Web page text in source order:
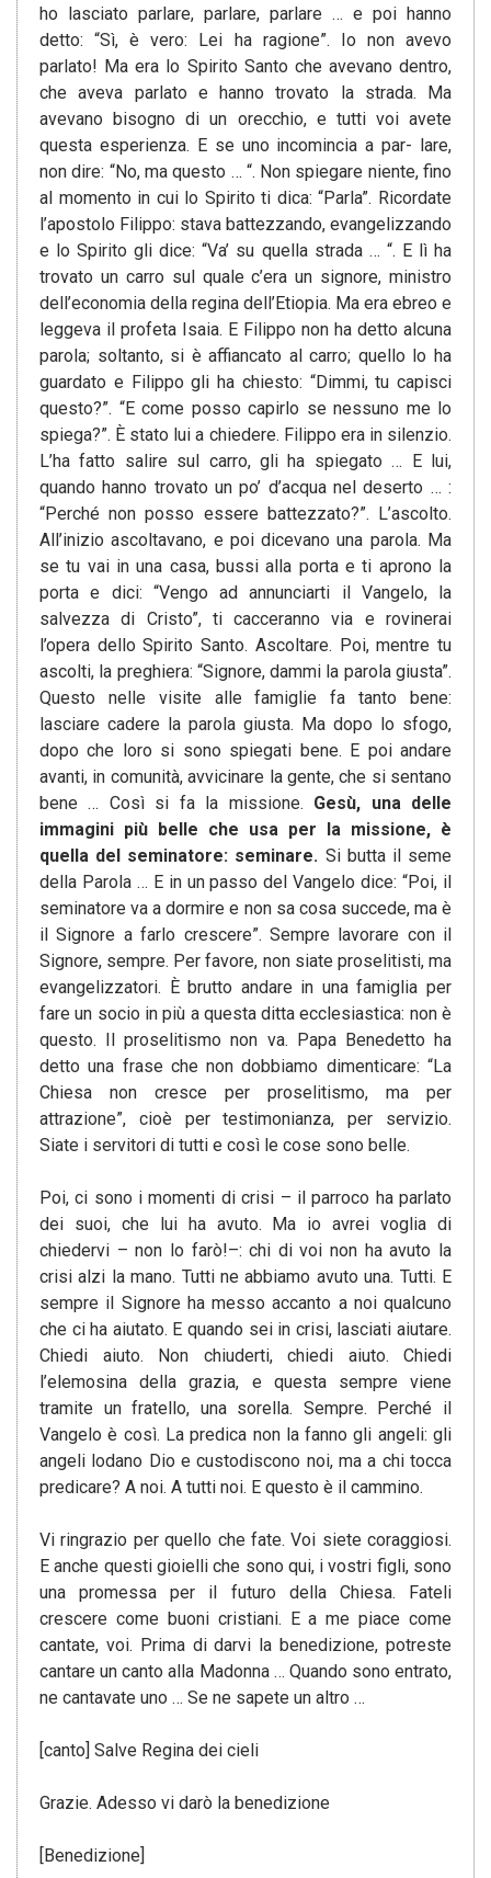
ho lasciato parlare, parlare, parlare … e poi hanno
detto: “Sì, è vero: Lei ha ragione”. Io non avevo
parlato! Ma era lo Spirito Santo che avevano dentro,
che aveva parlato e hanno trovato la strada. Ma
avevano bisogno di un orecchio, e tutti voi avete
questa esperienza. E se uno incomincia a par- lare,
non dire: “No, ma questo … “. Non spiegare niente, fino
al momento in cui lo Spirito ti dica: “Parla”. Ricordate
l’apostolo Filippo: stava battezzando, evangelizzando
e lo Spirito gli dice: “Va’ su quella strada … “. E lì ha
trovato un carro sul quale c’era un signore, ministro
dell’economia della regina dell’Etiopia. Ma era ebreo e
leggeva il profeta Isaia. E Filippo non ha detto alcuna
parola; soltanto, si è affiancato al carro; quello lo ha
guardato e Filippo gli ha chiesto: “Dimmi, tu capisci
questo?”. “E come posso capirlo se nessuno me lo
spiega?”. È stato lui a chiedere. Filippo era in silenzio.
L’ha fatto salire sul carro, gli ha spiegato … E lui,
quando hanno trovato un po’ d’acqua nel deserto … :
“Perché non posso essere battezzato?”. L’ascolto.
All’inizio ascoltavano, e poi dicevano una parola. Ma
se tu vai in una casa, bussi alla porta e ti aprono la
porta e dici: “Vengo ad annunciarti il Vangelo, la
salvezza di Cristo”, ti cacceranno via e rovinerai
l’opera dello Spirito Santo. Ascoltare. Poi, mentre tu
ascolti, la preghiera: “Signore, dammi la parola giusta”.
Questo nelle visite alle famiglie fa tanto bene:
lasciare cadere la parola giusta. Ma dopo lo sfogo,
dopo che loro si sono spiegati bene. E poi andare
avanti, in comunità, avvicinare la gente, che si sentano
bene … Così si fa la missione. Gesù, una delle
immagini più belle che usa per la missione, è
quella del seminatore: seminare. Si butta il seme
della Parola … E in un passo del Vangelo dice: “Poi, il
seminatore va a dormire e non sa cosa succede, ma è
il Signore a farlo crescere”. Sempre lavorare con il
Signore, sempre. Per favore, non siate proselitisti, ma
evangelizzatori. È brutto andare in una famiglia per
fare un socio in più a questa ditta ecclesiastica: non è
questo. Il proselitismo non va. Papa Benedetto ha
detto una frase che non dobbiamo dimenticare: “La
Chiesa non cresce per proselitismo, ma per
attrazione”, cioè per testimonianza, per servizio.
Siate i servitori di tutti e così le cose sono belle.
Poi, ci sono i momenti di crisi – il parroco ha parlato
dei suoi, che lui ha avuto. Ma io avrei voglia di
chiedervi – non lo farò!–: chi di voi non ha avuto la
crisi alzi la mano. Tutti ne abbiamo avuto una. Tutti. E
sempre il Signore ha messo accanto a noi qualcuno
che ci ha aiutato. E quando sei in crisi, lasciati aiutare.
Chiedi aiuto. Non chiuderti, chiedi aiuto. Chiedi
l’elemosina della grazia, e questa sempre viene
tramite un fratello, una sorella. Sempre. Perché il
Vangelo è così. La predica non la fanno gli angeli: gli
angeli lodano Dio e custodiscono noi, ma a chi tocca
predicare? A noi. A tutti noi. E questo è il cammino.
Vi ringrazio per quello che fate. Voi siete coraggiosi.
E anche questi gioielli che sono qui, i vostri figli, sono
una promessa per il futuro della Chiesa. Fateli
crescere come buoni cristiani. E a me piace come
cantate, voi. Prima di darvi la benedizione, potreste
cantare un canto alla Madonna … Quando sono entrato,
ne cantavate uno … Se ne sapete un altro …
[canto] Salve Regina dei cieli
Grazie. Adesso vi darò la benedizione
[Benedizione]